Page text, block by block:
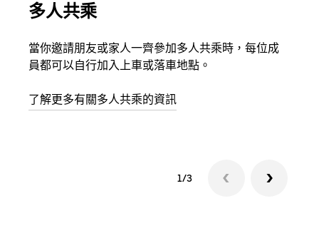
多人共乘
當你邀請朋友或家人一齊參加多人共乘時，每位成
員都可以自行加入上車或落車地點。
了解更多有關多人共乘的資訊
1/3